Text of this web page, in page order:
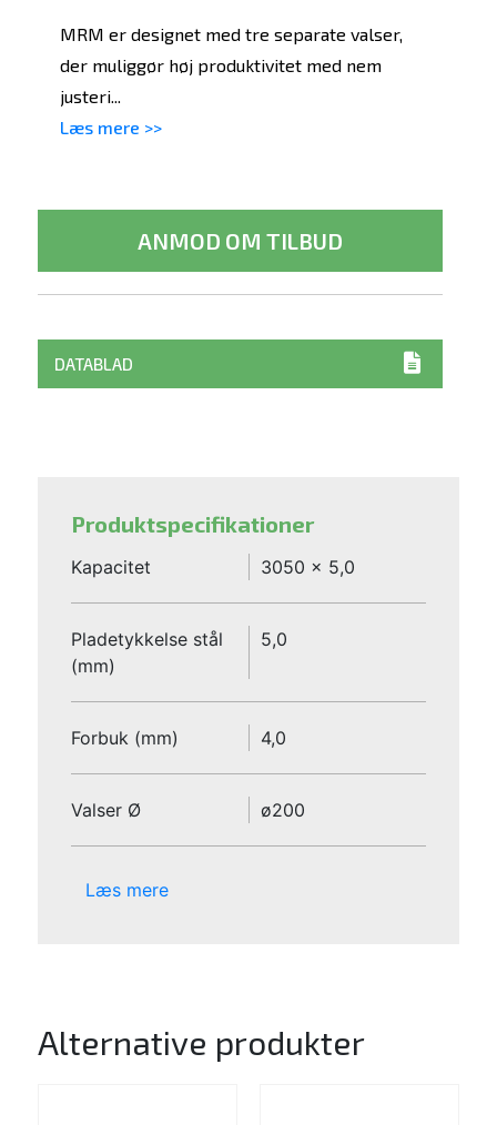
MRM er designet med tre separate valser,
der muliggør høj produktivitet med nem
justeri...
Læs mere >>
ANMOD OM TILBUD
DATABLAD
Produktspecifikationer
Kapacitet 3050 x 5,0
Pladetykkelse stål
(mm)
5,0
Forbuk (mm) 4,0
Valser Ø ø200
Læs mere
Alternative produkter